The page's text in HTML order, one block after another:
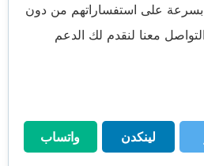
على استفساراتهم من دون
معنا لنقدم لك الدعم
لينكدن
لينكدن
واتساب
واتساب